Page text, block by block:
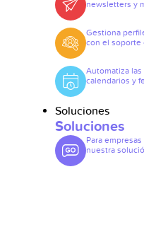
newsletters y
Gestiona
con el soporte
Automatiza
calendarios y
Soluciones
Soluciones
Para
nuestra